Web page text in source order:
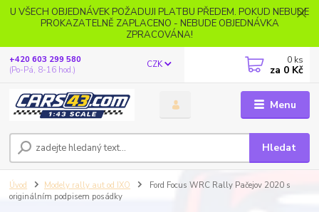
U VŠECH OBJEDNÁVEK POŽADUJI PLATBU PŘEDEM. POKUD NEBUDE
PROKAZATELNĚ ZAPLACENO - NEBUDE OBJEDNÁVKA
ZPRACOVÁNA!
Menu
CZK
Hledat
+420 603 299 580
(Po-Pá, 8-16 hod.)
0 ks
za 0 Kč
Úvod Modely rally aut od IXO
Ford Focus WRC Rally Pačejov 2020 s
originálním podpisem posádky